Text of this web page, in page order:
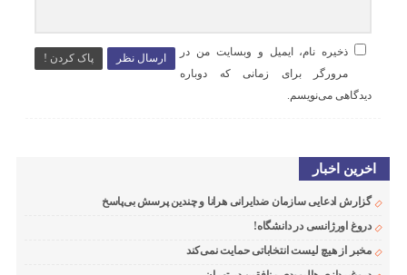
ارسال نظر پاک کردن !
ذخیره نام، ایمیل و وبسایت من در
مرورگر برای زمانی که دوباره
دیدگاهی می‌نویسم.
اخرین اخبار
گزارش ادعایی سازمان ضدایرانی هرانا و چندین پرسش بی‌پاسخ
دروغ اورژانسی در دانشگاه!
مخبر از هیچ لیست انتخاباتی حمایت نمی‌کند